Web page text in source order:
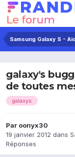
Samsung Galaxy S -
galaxy's
de toutes
galaxys
Par oonyx30
19 janvier 2012 dans
Réponses